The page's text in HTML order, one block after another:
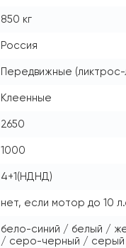
850 кг
Россия
Передвижные (ликтрос-
Клеенные
2650
1000
4+1(НДНД)
нет, если мотор до 10
бело-синий / белый /
/ серо-черный / серый